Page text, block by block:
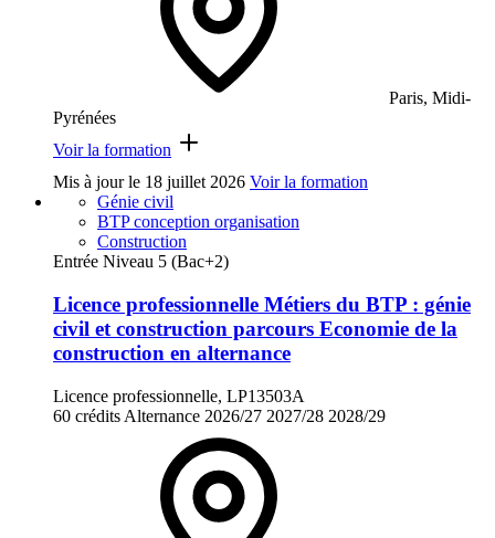
Paris, Midi-
Pyrénées
Voir la formation
Mis à jour le 18 juillet 2026 Voir la formation
Génie civil
BTP conception organisation
Construction
Entrée Niveau 5 (Bac+2)
Licence professionnelle Métiers du BTP : génie
civil et construction parcours Economie de la
construction en alternance
Licence professionnelle, LP13503A
60 crédits Alternance 2026/27 2027/28 2028/29